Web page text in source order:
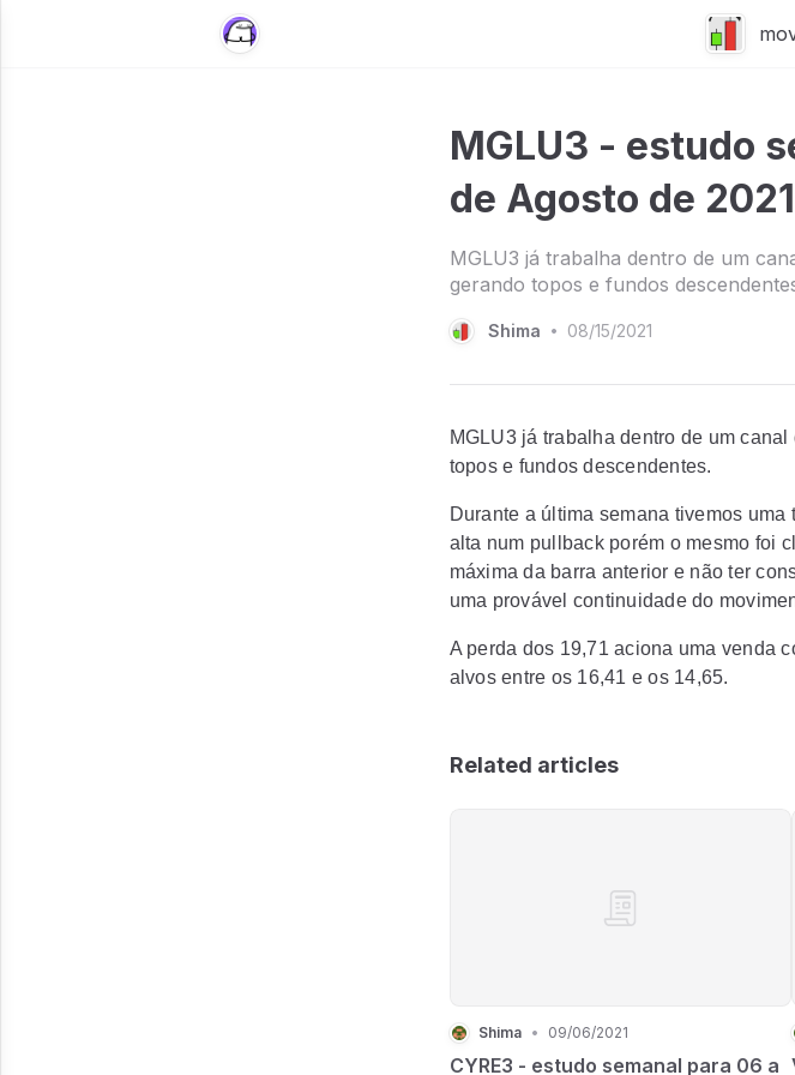
MGLU3 - estudo
de Agosto de 2021
MGLU3 já trabalha dentro de um
gerando topos e fundos
Shima • 08/15/2021
MGLU3 já trabalha dentro de um
topos e fundos descendentes.
Durante a última semana tivemos
alta num pullback porém o mesmo foi
máxima da barra anterior e não ter
uma provável continuidade do
A perda dos 19,71 aciona uma venda
alvos entre os 16,41 e os 14,65.
Related articles
Shima • 09/06/2021
CYRE3 - estudo semanal para 06 a